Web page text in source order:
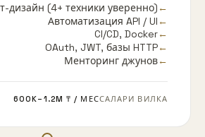
дизайн (4+ техники уверенно) ←
Автоматизация API / UI ←
CI/CD, Docker←
OAuth, JWT, базы HTTP←
Менторинг джунов←
САЛАРИ ВИЛКА
600K–1.2M ₸ / МЕС